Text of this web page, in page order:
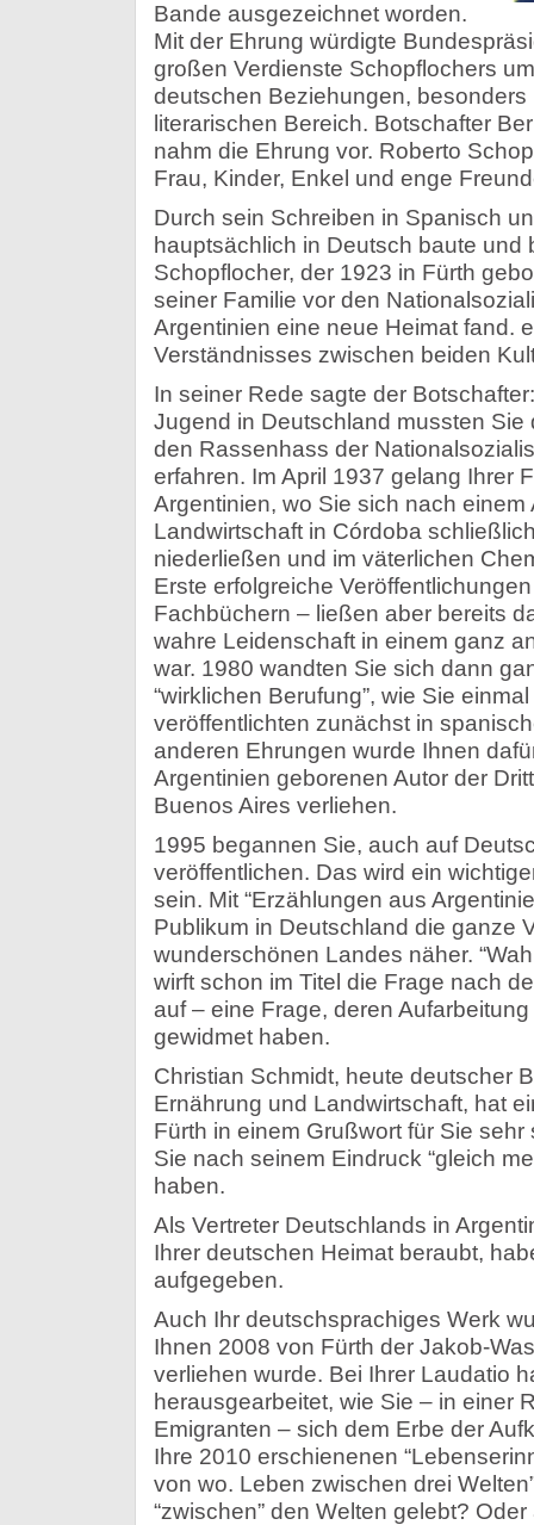
Bande ausgezeichnet worden.
Mit der Ehrung würdigte
großen Verdienste Schopflochers
deutschen Beziehungen, besonders
literarischen Bereich. Botschafter
nahm die Ehrung vor. Roberto
Frau, Kinder, Enkel und enge
Durch sein Schreiben in Spanisch
hauptsächlich in Deutsch baute und
Schopflocher, der 1923 in Fürth
seiner Familie vor den
Argentinien eine neue Heimat fand.
Verständnisses zwischen beiden
In seiner Rede sagte der
Jugend in Deutschland mussten Sie
den Rassenhass der
erfahren. Im April 1937 gelang Ihrer
Argentinien, wo Sie sich nach einem
Landwirtschaft in Córdoba
niederließen und im väterlichen
Erste erfolgreiche
Fachbüchern – ließen aber bereits
wahre Leidenschaft in einem ganz
war. 1980 wandten Sie sich dann
“wirklichen Berufung”, wie Sie
veröffentlichten zunächst in
anderen Ehrungen wurde Ihnen
Argentinien geborenen Autor der
Buenos Aires verliehen.
1995 begannen Sie, auch auf
veröffentlichen. Das wird ein
sein. Mit “Erzählungen aus
Publikum in Deutschland die ganze
wunderschönen Landes näher.
wirft schon im Titel die Frage nach
auf – eine Frage, deren
gewidmet haben.
Christian Schmidt, heute deutscher
Ernährung und Landwirtschaft, hat
Fürth in einem Grußwort für Sie
Sie nach seinem Eindruck “gleich
haben.
Als Vertreter Deutschlands in
Ihrer deutschen Heimat beraubt,
aufgegeben.
Auch Ihr deutschsprachiges Werk
Ihnen 2008 von Fürth der Jakob-
verliehen wurde. Bei Ihrer Laudatio
herausgearbeitet, wie Sie – in einer
Emigranten – sich dem Erbe der
Ihre 2010 erschienenen
von wo. Leben zwischen drei
“zwischen” den Welten gelebt? Oder